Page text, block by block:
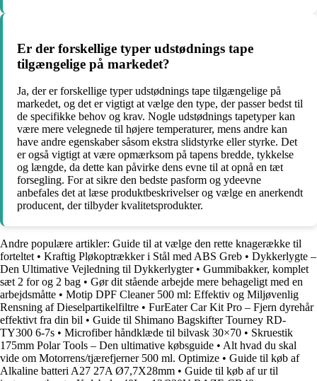
Er der forskellige typer udstødnings tape
tilgængelige på markedet?
Ja, der er forskellige typer udstødnings tape tilgængelige på
markedet, og det er vigtigt at vælge den type, der passer bedst til
de specifikke behov og krav. Nogle udstødnings tapetyper kan
være mere velegnede til højere temperaturer, mens andre kan
have andre egenskaber såsom ekstra slidstyrke eller styrke. Det
er også vigtigt at være opmærksom på tapens bredde, tykkelse
og længde, da dette kan påvirke dens evne til at opnå en tæt
forsegling. For at sikre den bedste pasform og ydeevne
anbefales det at læse produktbeskrivelser og vælge en anerkendt
producent, der tilbyder kvalitetsprodukter.
Andre populære artikler: Guide til at vælge den rette knagerække til
forteltet• Kraftig Pløkoptrækker i Stål med ABS Greb • Dykkerlygte –
Den Ultimative Vejledning til Dykkerlygter• Gummibakker, komplet
sæt 2 for og 2 bag • Gør dit stående arbejde mere behageligt med en
arbejdsmåtte • Motip DPF Cleaner 500 ml: Effektiv og Miljøvenlig
Rensning af Dieselpartikelfiltre • FurEater Car Kit Pro – Fjern dyrehår
effektivt fra din bil • Guide til Shimano Bagskifter Tourney RD-
TY300 6-7s • Microfiber håndklæde til bilvask 30×70 • Skruestik
175mm Polar Tools – Den ultimative købsguide • Alt hvad du skal
vide om Motorrens/tjærefjerner 500 ml. Optimize • Guide til køb af
Alkaline batteri A27 27A Ø7,7X28mm • Guide til køb af ur til